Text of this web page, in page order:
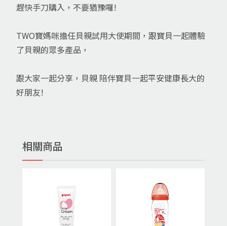
趕快手刀購入，不要猶豫囉!
TWO寶媽咪擔任貝親試用大使期間，跟寶貝一起體驗
了貝親的眾多產品，
跟大家一起分享，貝親 陪伴寶貝一起平安健康長大的
好朋友!
相關商品